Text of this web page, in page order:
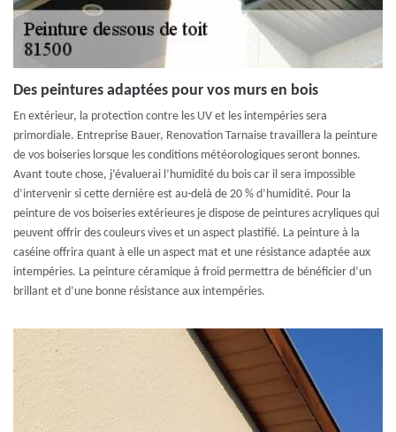
Des peintures adaptées pour vos murs en bois
En extérieur, la protection contre les UV et les intempéries sera
primordiale. Entreprise Bauer, Renovation Tarnaise travaillera la peinture
de vos boiseries lorsque les conditions météorologiques seront bonnes.
Avant toute chose, j’évaluerai l’humidité du bois car il sera impossible
d’intervenir si cette dernière est au-delà de 20 % d’humidité. Pour la
peinture de vos boiseries extérieures je dispose de peintures acryliques qui
peuvent offrir des couleurs vives et un aspect plastifié. La peinture à la
caséine offrira quant à elle un aspect mat et une résistance adaptée aux
intempéries. La peinture céramique à froid permettra de bénéficier d’un
brillant et d’une bonne résistance aux intempéries.